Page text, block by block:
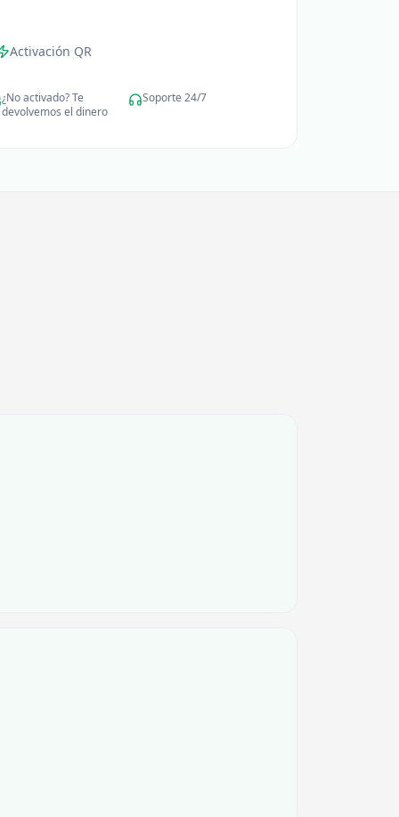
Activación QR
¿No activado? Te
devolvemos el dinero
Soporte 24/7